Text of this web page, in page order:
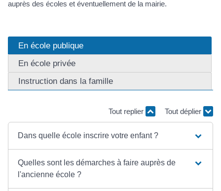
auprès des écoles et éventuellement de la mairie.
En école publique
En école privée
Instruction dans la famille
Tout replier Tout déplier
Dans quelle école inscrire votre enfant ?
Quelles sont les démarches à faire auprès de
l'ancienne école ?